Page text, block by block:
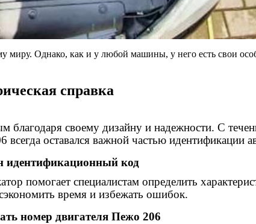
миру. Однако, как и у любой машины, у него есть свои
справка
благодаря своему дизайну и надежности. С
оставался важной частью идентификации
идентификационный код
помогает специалистам определить
время и избежать ошибок.
номер двигателя Пежо 206